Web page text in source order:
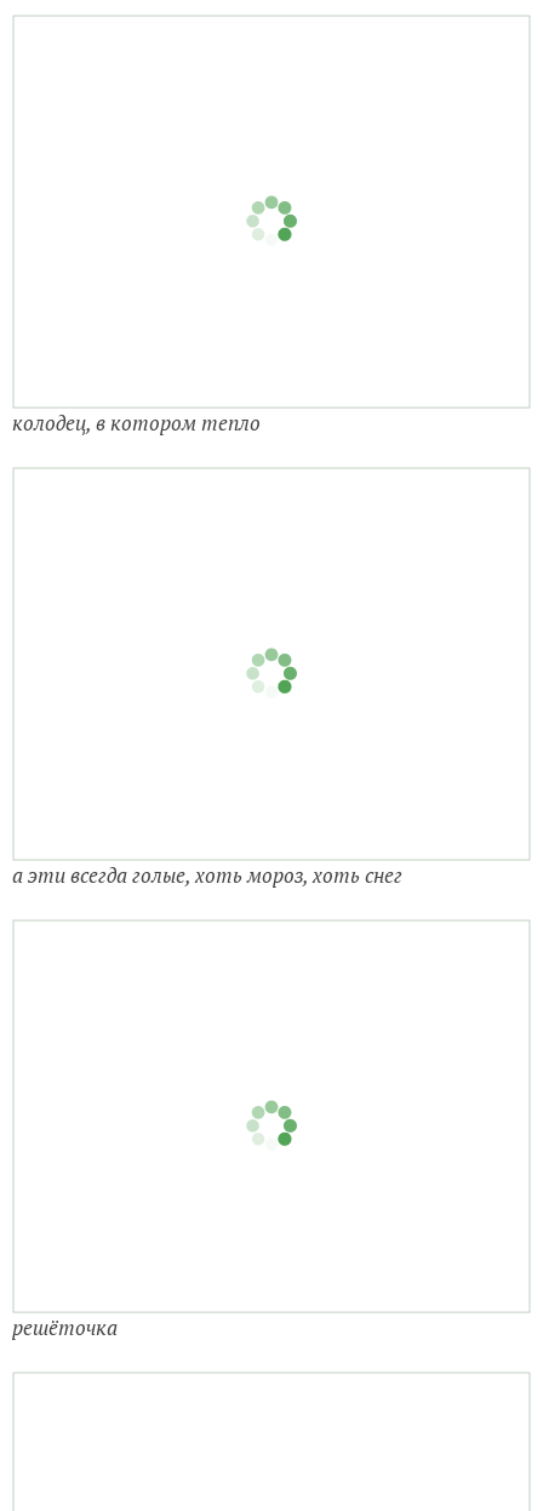
колодец, в котором тепло
а эти всегда голые, хоть мороз, хоть снег
решёточка